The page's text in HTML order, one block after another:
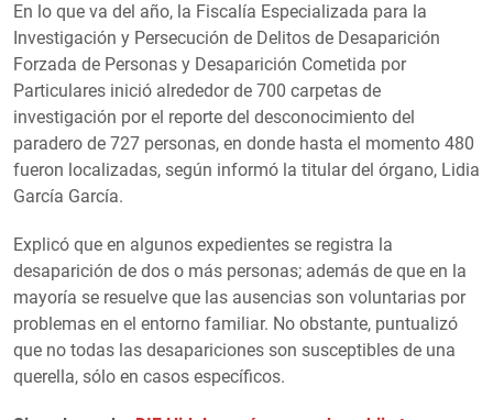
En lo que va del año, la Fiscalía Especializada para la
Investigación y Persecución de Delitos de Desaparición
Forzada de Personas y Desaparición Cometida por
Particulares inició alrededor de 700 carpetas de
investigación por el reporte del desconocimiento del
paradero de 727 personas, en donde hasta el momento 480
fueron localizadas, según informó la titular del órgano, Lidia
García García.
Explicó que en algunos expedientes se registra la
desaparición de dos o más personas; además de que en la
mayoría se resuelve que las ausencias son voluntarias por
problemas en el entorno familiar. No obstante, puntualizó
que no todas las desapariciones son susceptibles de una
querella, sólo en casos específicos.